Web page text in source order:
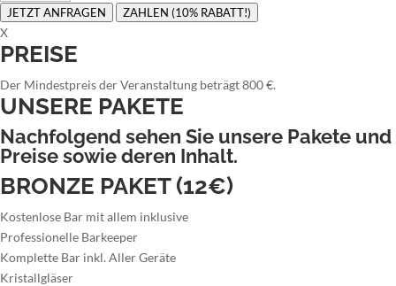
JETZT ANFRAGEN ZAHLEN (10% RABATT!)
X
PREISE
Der Mindestpreis der Veranstaltung beträgt 800 €.
UNSERE PAKETE
Nachfolgend sehen Sie unsere Pakete und
Preise sowie deren Inhalt.
BRONZE PAKET (12€)
Kostenlose Bar mit allem inklusive
Professionelle Barkeeper
Komplette Bar inkl. Aller Geräte
Kristallgläser